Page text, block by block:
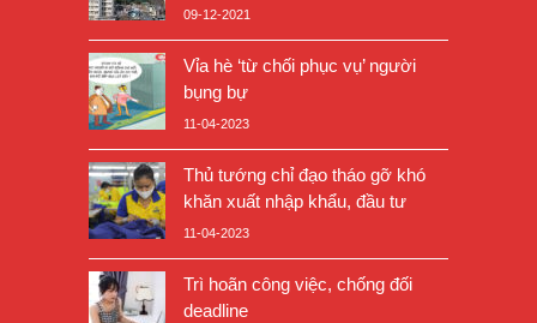
09-12-2021
Vỉa hè ‘từ chối phục vụ’ người
bụng bự
11-04-2023
Thủ tướng chỉ đạo tháo gỡ khó
khăn xuất nhập khẩu, đầu tư
11-04-2023
Trì hoãn công việc, chống đối
deadline